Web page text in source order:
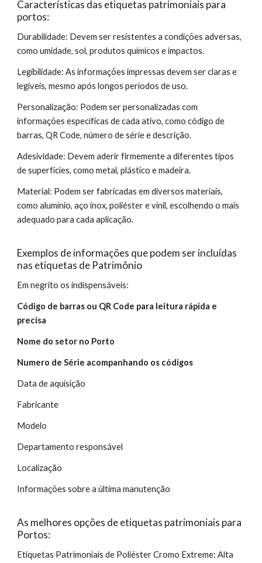
Características das etiquetas patrimoniais para
portos:
Durabilidade: Devem ser resistentes a condições adversas,
como umidade, sol, produtos químicos e impactos.
Legibilidade: As informações impressas devem ser claras e
legíveis, mesmo após longos períodos de uso.
Personalização: Podem ser personalizadas com
informações específicas de cada ativo, como código de
barras, QR Code, número de série e descrição.
Adesividade: Devem aderir firmemente a diferentes tipos
de superfícies, como metal, plástico e madeira.
Material: Podem ser fabricadas em diversos materiais,
como alumínio, aço inox, poliéster e vinil, escolhendo o mais
adequado para cada aplicação.
Exemplos de informações que podem ser incluídas
nas etiquetas de Patrimônio
Em negrito os indispensáveis:
Código de barras ou QR Code para leitura rápida e
precisa
Nome do setor no Porto
Numero de Série acompanhando os códigos
Data de aquisição
Fabricante
Modelo
Departamento responsável
Localização
Informações sobre a última manutenção
As melhores opções de etiquetas patrimoniais para
Portos:
Etiquetas Patrimoniais de Poliéster Cromo Extreme: Alta